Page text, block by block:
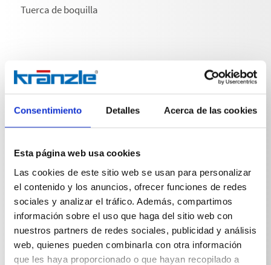
Consentimiento Detalles Acerca de las cookies
Esta página web usa cookies
Las cookies de este sitio web se usan para personalizar
el contenido y los anuncios, ofrecer funciones de redes
sociales y analizar el tráfico. Además, compartimos
información sobre el uso que haga del sitio web con
nuestros partners de redes sociales, publicidad y análisis
web, quienes pueden combinarla con otra información
que les haya proporcionado o que hayan recopilado a
Tuerca de boquilla
ESPECIFICACIONES TÉCNICAS
Peso